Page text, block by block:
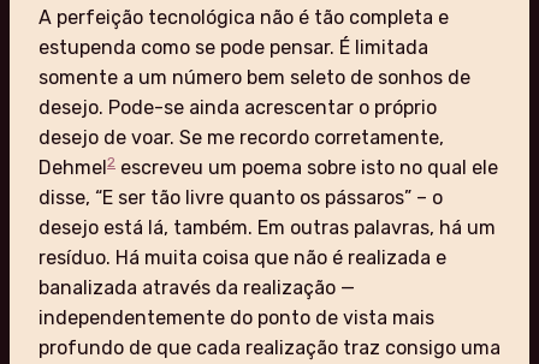
A perfeição tecnológica não é tão completa e
estupenda como se pode pensar. É limitada
somente a um número bem seleto de sonhos de
desejo. Pode-se ainda acrescentar o próprio
desejo de voar. Se me recordo corretamente,
Dehmel2 escreveu um poema sobre isto no qual ele
disse, “E ser tão livre quanto os pássaros” – o
desejo está lá, também. Em outras palavras, há um
resíduo. Há muita coisa que não é realizada e
banalizada através da realização —
independentemente do ponto de vista mais
profundo de que cada realização traz consigo uma